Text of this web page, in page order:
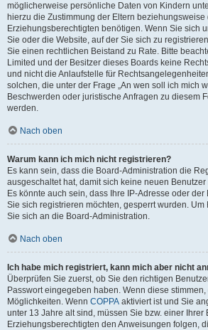
möglicherweise persönliche Daten von Kindern
hierzu die Zustimmung der Eltern beziehungsweise
Erziehungsberechtigten benötigen. Wenn Sie sich
Sie oder die Website, auf der Sie sich zu
Sie einen rechtlichen Beistand zu Rate. Bitte
Limited und der Besitzer dieses Boards keine
und nicht die Anlaufstelle für
solchen, die unter der Frage „An wen soll ich mich
Beschwerden oder juristische Anfragen zu diesem
werden.
Nach oben
Warum kann ich mich nicht registrieren?
Es kann sein, dass die Board-Administration die
ausgeschaltet hat, damit sich keine neuen
Es könnte auch sein, dass Ihre IP-Adresse oder
Sie sich registrieren möchten, gesperrt wurden.
Sie sich an die Board-Administration.
Nach oben
Ich habe mich registriert, kann mich aber nicht
Überprüfen Sie zuerst, ob Sie den richtigen
Passwort eingegeben haben. Wenn diese
Möglichkeiten. Wenn COPPA aktiviert ist und Sie
unter 13 Jahre alt sind, müssen Sie bzw. einer Ihrer
Erziehungsberechtigten den Anweisungen folgen,